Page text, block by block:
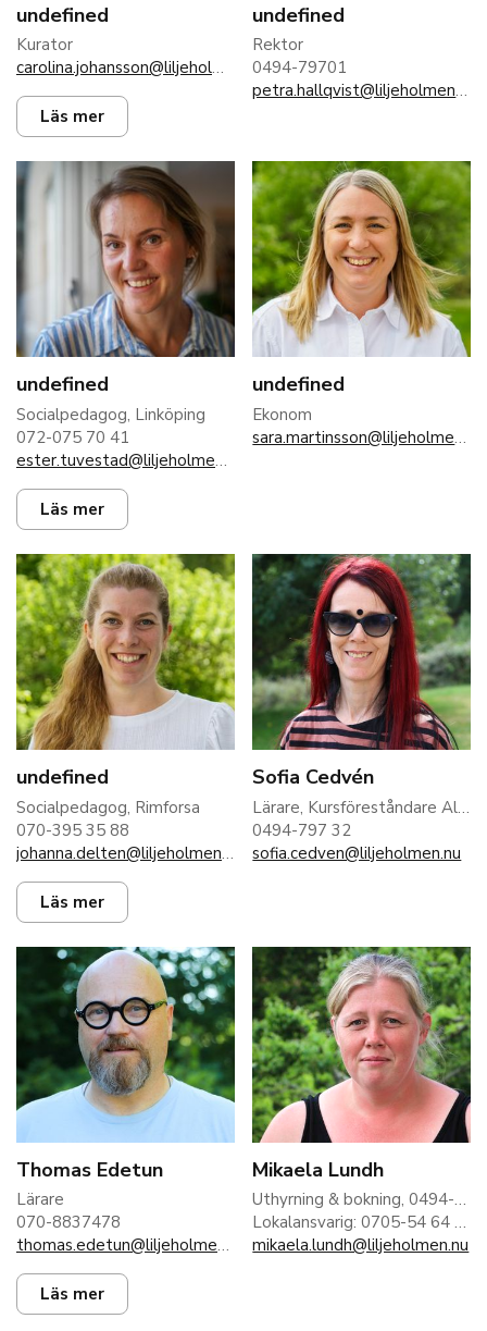
undefined
Kurator
carolina.johansson@liljeholmen.nu
Läs mer
undefined
Rektor
0494-79701
petra.hallqvist@liljeholmen.nu
undefined
Socialpedagog, Linköping
072-075 70 41
ester.tuvestad@liljeholmen.nu
Läs mer
undefined
Ekonom
sara.martinsson@liljeholmen.nu
undefined
Socialpedagog, Rimforsa
070-395 35 88
johanna.delten@liljeholmen.nu
Läs mer
Sofia Cedvén
Lärare, Kursföreståndare Allmän kurs Rimforsa
0494-797 32
sofia.cedven@liljeholmen.nu
Thomas Edetun
Lärare
070-8837478
thomas.edetun@liljeholmen.nu
Läs mer
Mikaela Lundh
Uthyrning & bokning, 0494-797 02
Lokalansvarig: 0705-54 64 16
mikaela.lundh@liljeholmen.nu